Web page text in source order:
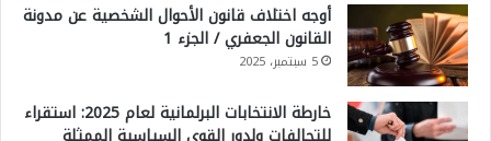
أوجه اختلاف قانون الأحوال الشخصية عن مدونة
القانون الجعفري / الجزء 1
5 سبتمبر، 2025
خارطة الانتخابات البرلمانية لعام 2025: استقراء